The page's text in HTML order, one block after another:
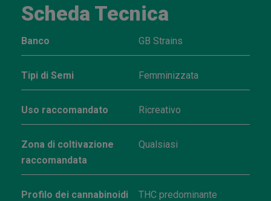
Scheda Tecnica
Banco GB Strains
Tipi di Semi Femminizzata
Uso raccomandato Ricreativo
Zona di coltivazione
raccomandata
Qualsiasi
Profilo dei cannabinoidi THC predominante